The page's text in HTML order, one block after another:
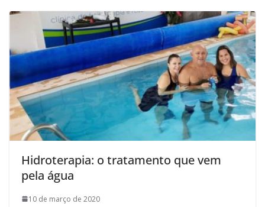
Hidroterapia: o tratamento que vem
pela água
10 de março de 2020